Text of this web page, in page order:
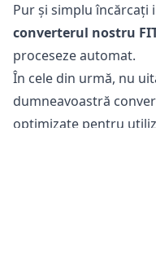
Pur și simplu
converterul nostru
proceseze automat.
În cele din urmă, nu
dumneavoastră
optimizate pentru